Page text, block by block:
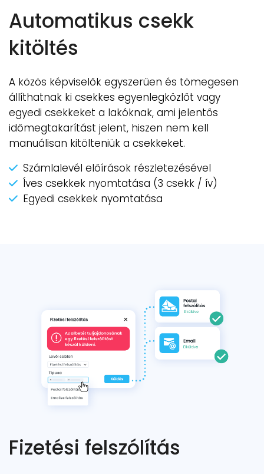
Automatikus csekk
kitöltés
A közös képviselők egyszerűen és tömegesen
állíthatnak ki csekkes egyenlegközlőt vagy
egyedi csekkeket a lakóknak, ami jelentős
időmegtakarítást jelent, hiszen nem kell
manuálisan kitölteniük a csekkeket.
Számlalevél előírások részletezésével
Íves csekkek nyomtatása (3 csekk / ív)
Egyedi csekkek nyomtatása
Fizetési felszólítás